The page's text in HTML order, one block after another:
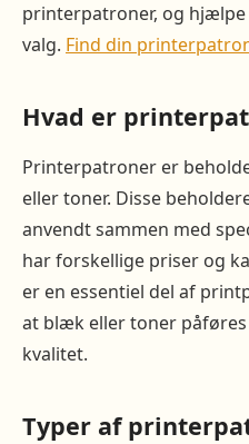
printerpatroner, og
valg. Find din
Hvad er
Printerpatroner er
eller toner. Disse
anvendt sammen med
har forskellige priser og
er en essentiel del af
at blæk eller toner
kvalitet.
Typer af